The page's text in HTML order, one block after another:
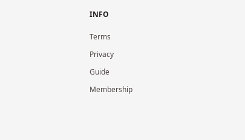
INFO
Terms
Privacy
Guide
Membership